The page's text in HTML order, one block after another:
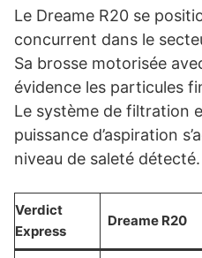
Le Dreame R20 se
concurrent dans le
Sa brosse motorisée
évidence les particules
Le système de filtration
puissance d’aspiration
niveau de saleté détecté.
Verdict
Express
Dreame R20